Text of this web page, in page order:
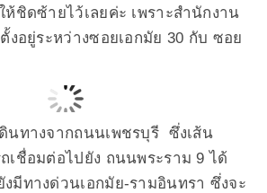
ห้ชิดซ้ายไว้เลยค่ะ เพราะสำนักงาน
ตั้งอยู่ระหว่างซอยเอกมัย 30 กับ ซอย
นทางจากถนนเพชรบุรี ซึ่งเส้น
เชื่อมต่อไปยัง ถนนพระราม 9 ได้
มีทางด่วนเอกมัย-รามอินทรา ซึ่งจะ